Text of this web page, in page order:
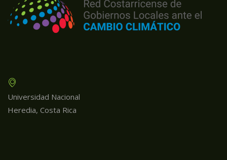
Universidad Nacional
Heredia, Costa Rica